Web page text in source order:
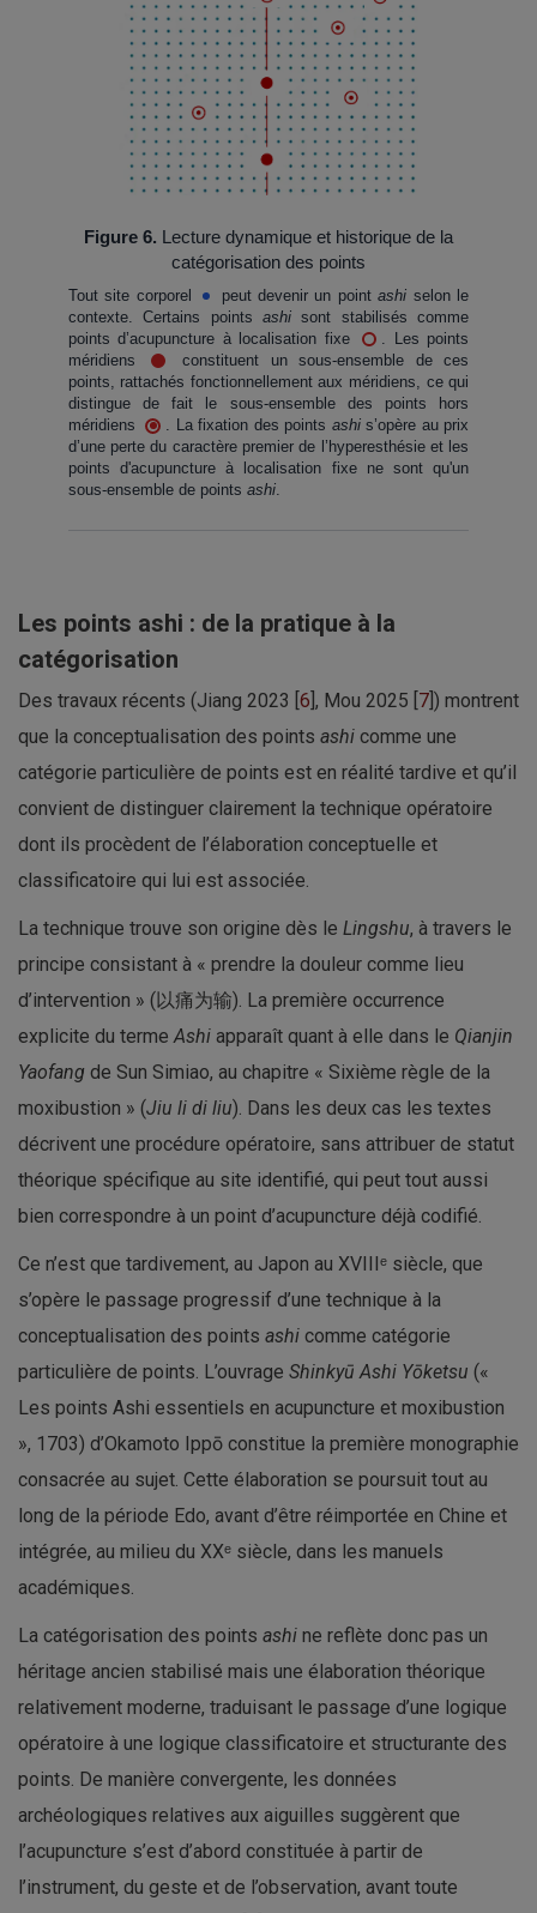
Figure 6. Lecture dynamique et historique de la
catégorisation des points
Tout site corporel peut devenir un pointashi selon le
contexte. Certains points ashi sont stabilisés comme
points d’acupuncture à localisation fixe
. Les points
méridiens
constituent un sous-ensemble de ces
points, rattachés fonctionnellement aux méridiens, ce qui
distingue de fait le sous-ensemble des points hors
méridiens
. La fixation des points ashis’opère au prix
d’une perte du caractère premier de l’hyperesthésie et les
points d'acupuncture à localisation fixe ne sont qu'un
sous-ensemble de points ashi.
Les points ashi : de la pratique à la
catégorisation
Des travaux récents (Jiang 2023 [ 6 ], Mou 2025 [ 7 ]) montrent
que la conceptualisation des points ashi comme une
catégorie particulière de points est en réalité tardive et qu’il
convient de distinguer clairement la technique opératoire
dont ils procèdent de l’élaboration conceptuelle et
classificatoire qui lui est associée.
La technique trouve son origine dès le Lingshu, à travers le
principe consistant à « prendre la douleur comme lieu
d’intervention » (以痛为输). La première occurrence
explicite du termeAshi apparaît quant à elle dans le Qianjin
Yaofang de Sun Simiao, au chapitre « Sixième règle de la
moxibustion » (Jiu li di liu). Dans les deux cas les textes
décrivent une procédure opératoire, sans attribuer de statut
théorique spécifique au site identifié, qui peut tout aussi
bien correspondre à un point d’acupuncture déjà codifié.
Ce n’est que tardivement, au Japon au XVIIIᵉ siècle, que
s’opère le passage progressif d’une technique à la
conceptualisation des points ashi comme catégorie
particulière de points. L’ouvrage Shinkyū Ashi Yōketsu («
Les points Ashi essentiels en acupuncture et moxibustion
», 1703) d’Okamoto Ippō constitue la première monographie
consacrée au sujet. Cette élaboration se poursuit tout au
long de la période Edo, avant d’être réimportée en Chine et
intégrée, au milieu du XXᵉ siècle, dans les manuels
académiques.
La catégorisation des points ashi ne reflète donc pas un
héritage ancien stabilisé mais une élaboration théorique
relativement moderne, traduisant le passage d’une logique
opératoire à une logique classificatoire et structurante des
points. De manière convergente, les données
archéologiques relatives aux aiguilles suggèrent que
l’acupuncture s’est d’abord constituée à partir de
l’instrument, du geste et de l’observation, avant toute